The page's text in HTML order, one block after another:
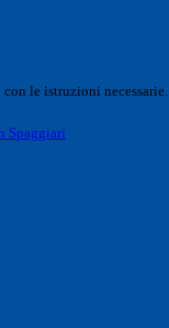
le istruzioni necessarie.
Spaggiari